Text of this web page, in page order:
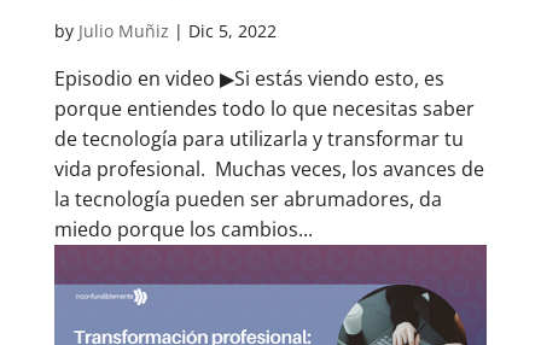
by Julio Muñiz | Dic 5, 2022
Episodio en video ▶Si estás viendo esto, es
porque entiendes todo lo que necesitas saber
de tecnología para utilizarla y transformar tu
vida profesional. Muchas veces, los avances de
la tecnología pueden ser abrumadores, da
miedo porque los cambios...